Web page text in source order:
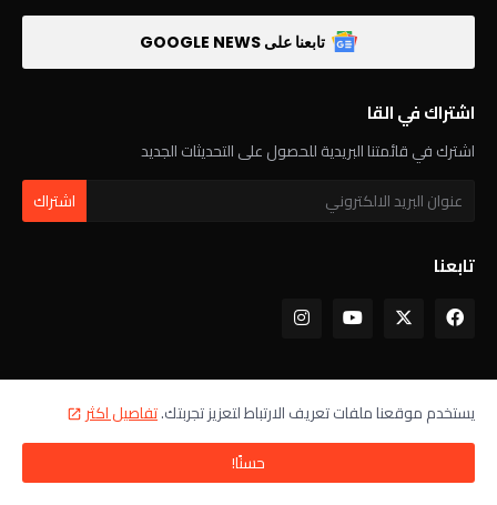
تابعنا على GOOGLE NEWS
اشتراك في القا
اشترك في قائمتنا البريدية للحصول على التحديثات الجديد
تابعنا
هواتف شاومي
مواصفات هاتف Xiaomi Poco M8 Power كاملة
يستخدم موقعنا ملفات تعريف الارتباط لتعزيز تجربتك.تفاصيل اكثر
حسنًا!